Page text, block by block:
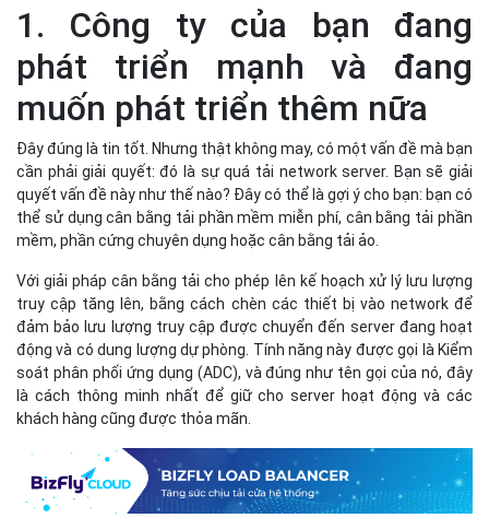
1. Công ty của bạn đang
phát triển mạnh và đang
muốn phát triển thêm nữa
Đây đúng là tin tốt. Nhưng thật không may, có một vấn đề mà bạn
cần phải giải quyết: đó là sự quá tải network server. Bạn sẽ giải
quyết vấn đề này như thế nào? Đây có thể là gợi ý cho bạn: bạn có
thể sử dụng cân bằng tải phần mềm miễn phí, cân bằng tải phần
mềm, phần cứng chuyên dụng hoặc cân bằng tải ảo.
Với giải pháp cân bằng tải cho phép lên kế hoạch xử lý lưu lượng
truy cập tăng lên, bằng cách chèn các thiết bị vào network để
đảm bảo lưu lượng truy cập được chuyển đến server đang hoạt
động và có dung lượng dự phòng. Tính năng này được gọi là Kiểm
soát phân phối ứng dụng (ADC), và đúng như tên gọi của nó, đây
là cách thông minh nhất để giữ cho server hoạt động và các
khách hàng cũng được thỏa mãn.